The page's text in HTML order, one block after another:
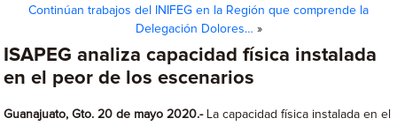
Continúan trabajos del INIFEG en la Región que comprende la
Delegación Dolores… »
ISAPEG analiza capacidad física instalada
en el peor de los escenarios
Guanajuato, Gto. 20 de mayo 2020.- La capacidad física instalada en el